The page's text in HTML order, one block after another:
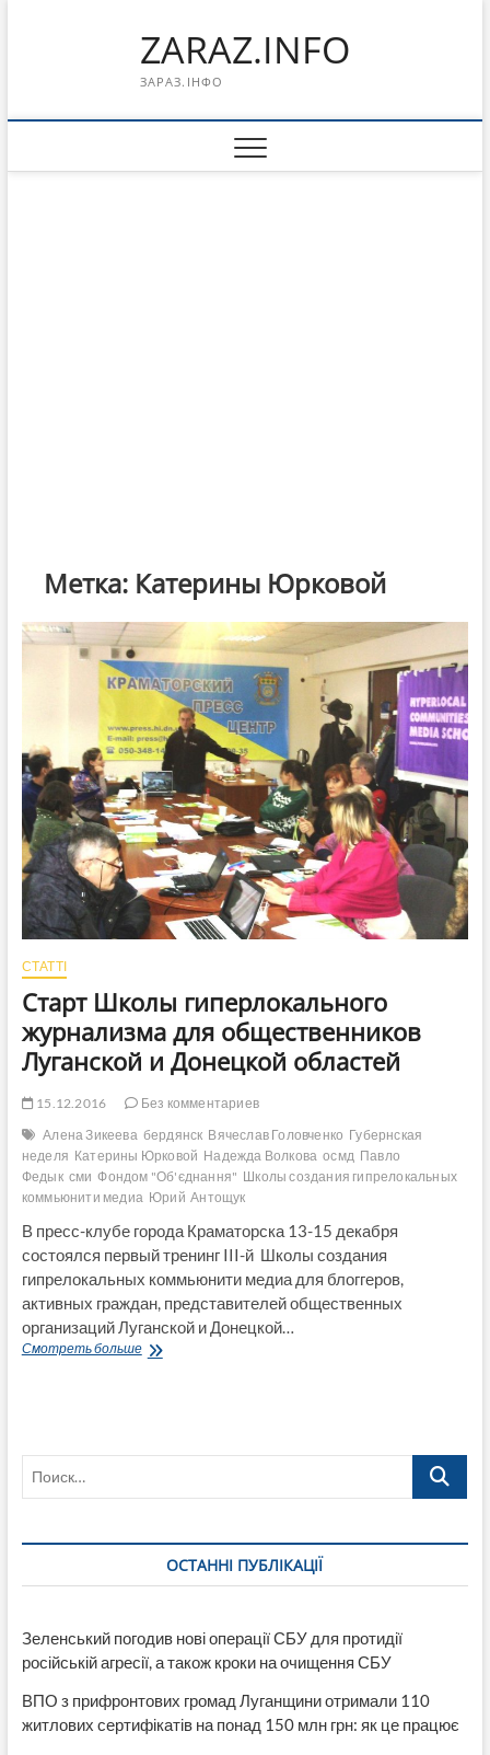
ZARAZ.INFO
ЗАРАЗ.ІНФО
Метка: Катерины Юрковой
СТАТТІ
Старт Школы гиперлокального
журнализма для общественников
Луганской и Донецкой областей
15.12.2016
Без комментариев
Алена Зикеева бердянск Вячеслав Головченко Губернская
неделя Катерины Юрковой Надежда Волкова осмд Павло
Федык сми Фондом "Об'єднання" Школы создания гипрелокальных
коммьюнити медиа Юрий Антощук
В пресс-клубе города Краматорска 13-15 декабря
состоялся первый тренинг III-й Школы создания
гипрелокальных коммьюнити медиа для блоггеров,
активных граждан, представителей общественных
организаций Луганской и Донецкой…
Смотреть большеСтарт
Поиск…
ОСТАННІ ПУБЛІКАЦІЇ
Зеленський погодив нові операції СБУ для протидії
російській агресії, а також кроки на очищення СБУ
ВПО з прифронтових громад Луганщини отримали 110
житлових сертифікатів на понад 150 млн грн: як це працює